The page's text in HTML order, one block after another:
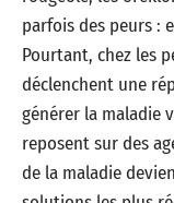
parfois des peurs :
Pourtant, chez les
déclenchent une
générer la maladie
reposent sur des
de la maladie